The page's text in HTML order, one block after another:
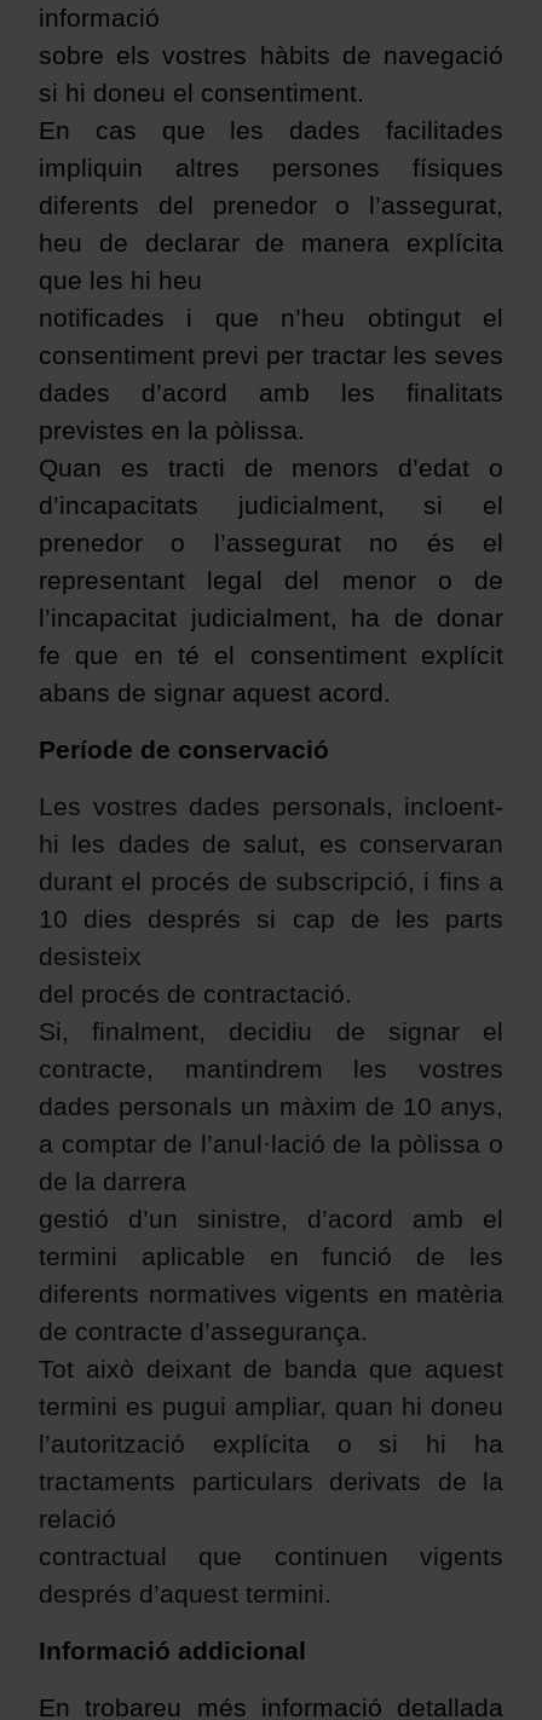
informació
sobre els vostres hàbits de navegació
si hi doneu el consentiment.
En cas que les dades facilitades
impliquin altres persones físiques
diferents del prenedor o l’assegurat,
heu de declarar de manera explícita
que les hi heu
notificades i que n’heu obtingut el
consentiment previ per tractar les seves
dades d’acord amb les finalitats
previstes en la pòlissa.
Quan es tracti de menors d’edat o
d’incapacitats judicialment, si el
prenedor o l’assegurat no és el
representant legal del menor o de
l’incapacitat judicialment, ha de donar
fe que en té el consentiment explícit
abans de signar aquest acord.
Període de conservació
Les vostres dades personals, incloent-
hi les dades de salut, es conservaran
durant el procés de subscripció, i fins a
10 dies després si cap de les parts
desisteix
del procés de contractació.
Si, finalment, decidiu de signar el
contracte, mantindrem les vostres
dades personals un màxim de 10 anys,
a comptar de l’anul·lació de la pòlissa o
de la darrera
gestió d’un sinistre, d’acord amb el
termini aplicable en funció de les
diferents normatives vigents en matèria
de contracte d’assegurança.
Tot això deixant de banda que aquest
termini es pugui ampliar, quan hi doneu
l’autorització explícita o si hi ha
tractaments particulars derivats de la
relació
contractual que continuen vigents
després d’aquest termini.
Informació addicional
En trobareu més informació detallada